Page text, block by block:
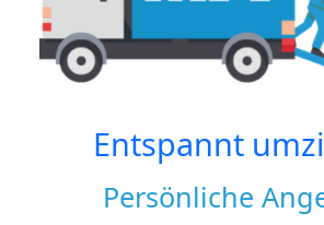
Entspannt
Persönliche